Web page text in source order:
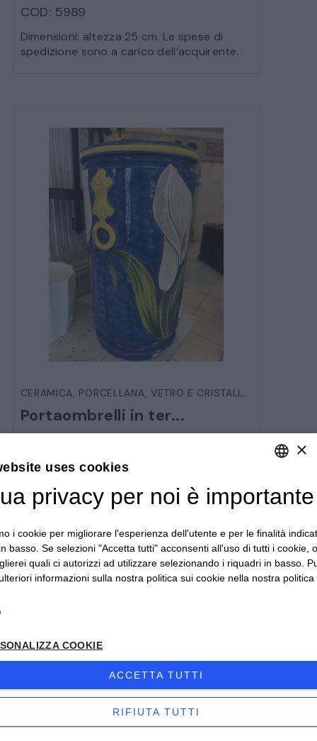
COD: 5989
Dimensioni: altezza 25 cm. Le spese di
spedizione sono a carico dell’acquirente.
CERAMICA, PORCELLANA, VETRO E CRISTALLO
Portaombrelli in ter...
Portaombrelli in terracotta smaltata
Cliente.
DEFAULT LANGUAGE
ITALIAN
×
uses cookies
privacy per noi è importante
i cookie per migliorare l'esperienza dell'utente e per le finalità
basso. Se selezioni "Accetta tutti" acconsenti all'uso di tutti i cookie,
quali ci autorizzi ad utilizzare selezionando i riquadri in basso.
informazioni sulla nostra politica sui cookie nella nostra politica
COOKIE
ACCETTA TUTTI
RIFIUTA TUTTI